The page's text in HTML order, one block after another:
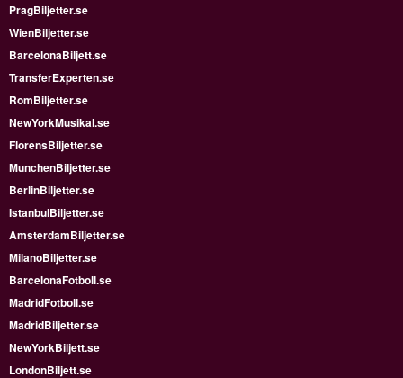
PragBiljetter.se
WienBiljetter.se
BarcelonaBiljett.se
TransferExperten.se
RomBiljetter.se
NewYorkMusikal.se
FlorensBiljetter.se
MunchenBiljetter.se
BerlinBiljetter.se
IstanbulBiljetter.se
AmsterdamBiljetter.se
MilanoBiljetter.se
BarcelonaFotboll.se
MadridFotboll.se
MadridBiljetter.se
NewYorkBiljett.se
LondonBiljett.se